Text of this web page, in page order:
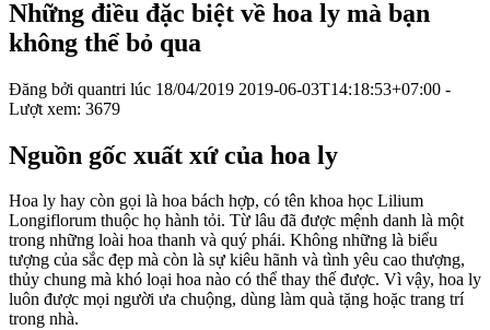
Những điều đặc biệt về hoa ly mà bạn
không thể bỏ qua
Đăng bởi quantri lúc 18/04/2019 2019-06-03T14:18:53+07:00 -
Lượt xem: 3679
Nguồn gốc xuất xứ của hoa ly
Hoa ly hay còn gọi là hoa bách hợp, có tên khoa học Lilium
Longiflorum thuộc họ hành tỏi. Từ lâu đã được mệnh danh là một
trong những loài hoa thanh và quý phái. Không những là biểu
tượng của sắc đẹp mà còn là sự kiêu hãnh và tình yêu cao thượng,
thủy chung mà khó loại hoa nào có thể thay thế được. Vì vậy, hoa ly
luôn được mọi người ưa chuộng, dùng làm quà tặng hoặc trang trí
trong nhà.